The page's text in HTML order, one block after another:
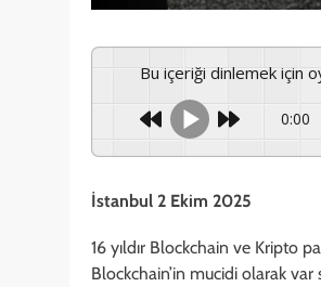
Bu içeriği dinlemek için
0:00
İstanbul 2 Ekim 2025
16 yıldır Blockchain ve Kripto
Blockchain’in mucidi olarak var